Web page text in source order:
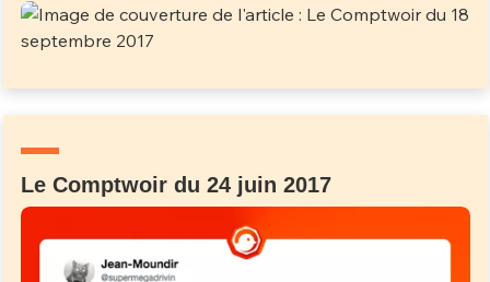
Le Comptwoir du 24 juin 2017